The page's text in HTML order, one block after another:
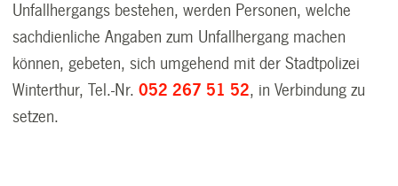
Unfallhergangs bestehen, werden Personen, welche
sachdienliche Angaben zum Unfallhergang machen
können, gebeten, sich umgehend mit der Stadtpolizei
Winterthur, Tel.-Nr.052 267 51 52, in Verbindung zu
setzen.